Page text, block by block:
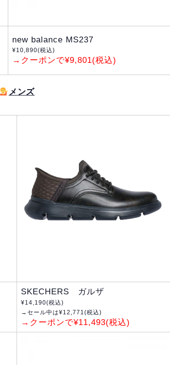
new balance MS237
¥10,890(税込)
→クーポンで¥9,801(税込)
メンズ
SKECHERS ガルザ
¥14,190(税込)
→セール中は¥12,771(税込)
→クーポンで¥11,493(税込)